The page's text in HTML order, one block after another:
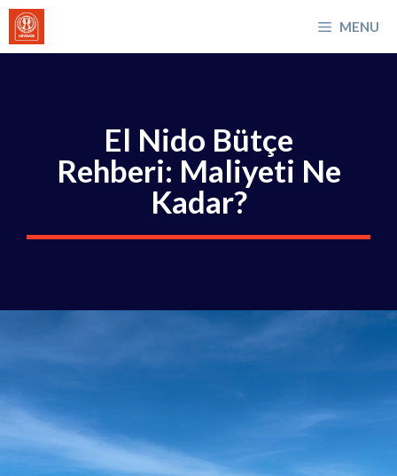
İçeriğe
atla
MENU
El Nido Bütçe
Rehberi: Maliyeti Ne
Kadar?